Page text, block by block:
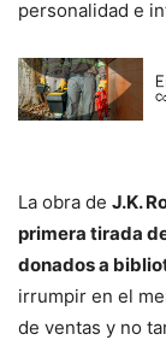
personalidad e
La obra de J.K.
primera tirada
donados a
irrumpir en el
de ventas y no